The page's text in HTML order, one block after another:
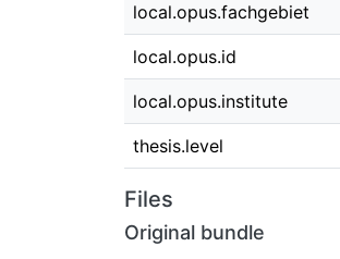
local.opus.fachgebiet
local.opus.id
local.opus.institute
thesis.level
Files
Original bundle